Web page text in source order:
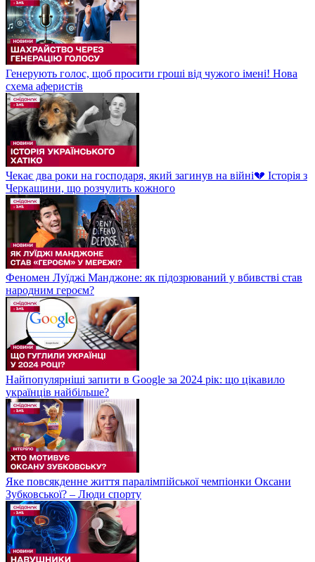
Генерують голос, щоб просити гроші від чужого імені! Нова
схема аферистів
Чекає два роки на господаря, який загинув на війні💔 Історія з
Черкащини, що розчулить кожного
Феномен Луїджі Манджоне: як підозрюваний у вбивстві став
народним героєм?
Найпопулярніші запити в Google за 2024 рік: що цікавило
українців найбільше?
Яке повсякденне життя паралімпійської чемпіонки Оксани
Зубковської? – Люди спорту